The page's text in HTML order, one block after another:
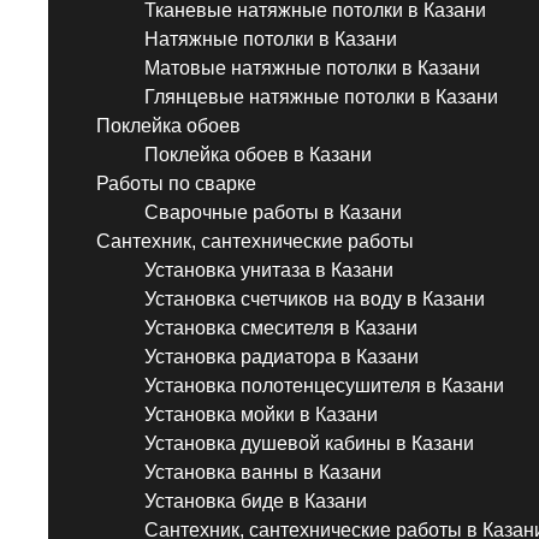
Тканевые натяжные потолки в Казани
Натяжные потолки в Казани
Матовые натяжные потолки в Казани
Глянцевые натяжные потолки в Казани
Поклейка обоев
Поклейка обоев в Казани
Работы по сварке
Сварочные работы в Казани
Сантехник, сантехнические работы
Установка унитаза в Казани
Установка счетчиков на воду в Казани
Установка смесителя в Казани
Установка радиатора в Казани
Установка полотенцесушителя в Казани
Установка мойки в Казани
Установка душевой кабины в Казани
Установка ванны в Казани
Установка биде в Казани
Сантехник, сантехнические работы в